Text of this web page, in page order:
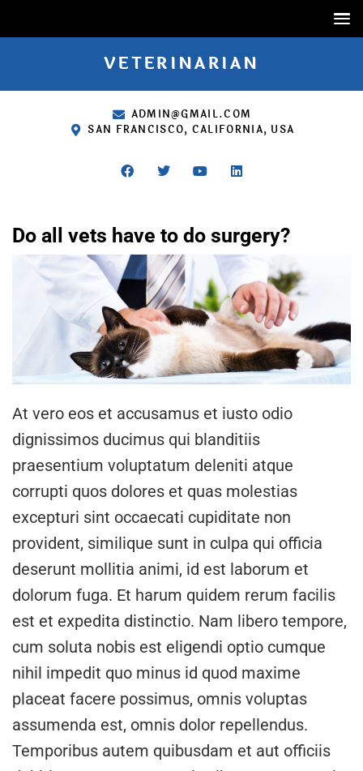
VETERINARIAN
ADMIN@GMAIL.COM
SAN FRANCISCO, CALIFORNIA, USA
Do all vets have to do surgery?
At vero eos et accusamus et iusto odio
dignissimos ducimus qui blanditiis
praesentium voluptatum deleniti atque
corrupti quos dolores et quas molestias
excepturi sint occaecati cupiditate non
provident, similique sunt in culpa qui officia
deserunt mollitia animi, id est laborum et
dolorum fuga. Et harum quidem rerum facilis
est et expedita distinctio. Nam libero tempore,
cum soluta nobis est eligendi optio cumque
nihil impedit quo minus id quod maxime
placeat facere possimus, omnis voluptas
assumenda est, omnis dolor repellendus.
Temporibus autem quibusdam et aut officiis